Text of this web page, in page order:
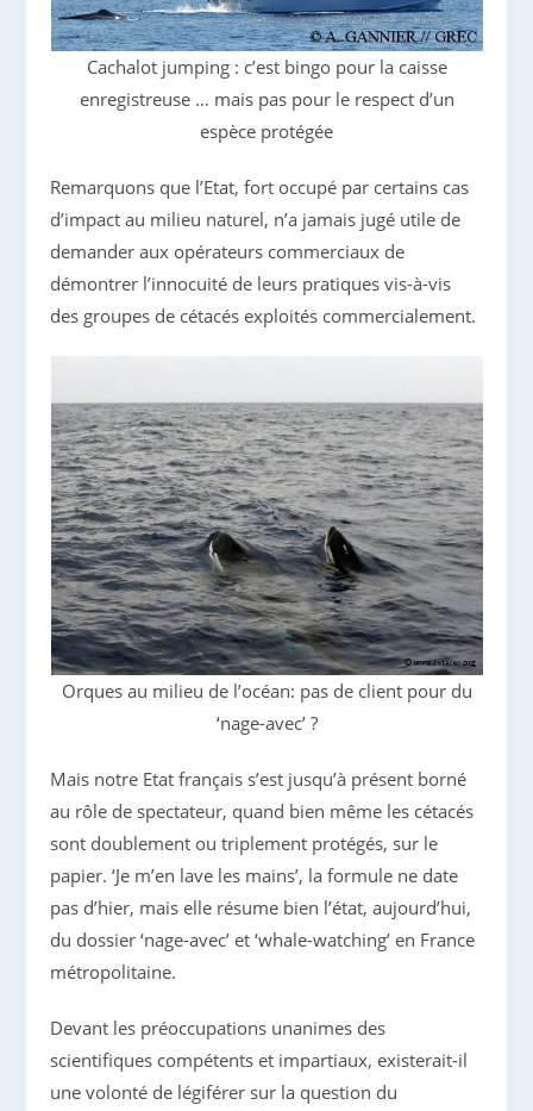
Cachalot jumping : c’est bingo pour la caisse
enregistreuse … mais pas pour le respect d’un
espèce protégée
Remarquons que l’Etat, fort occupé par certains cas
d’impact au milieu naturel, n’a jamais jugé utile de
demander aux opérateurs commerciaux de
démontrer l’innocuité de leurs pratiques vis-à-vis
des groupes de cétacés exploités commercialement.
Orques au milieu de l’océan: pas de client pour du
‘nage-avec’ ?
Mais notre Etat français s’est jusqu’à présent borné
au rôle de spectateur, quand bien même les cétacés
sont doublement ou triplement protégés, sur le
papier. ‘Je m’en lave les mains’, la formule ne date
pas d’hier, mais elle résume bien l’état, aujourd’hui,
du dossier ‘nage-avec’ et ‘whale-watching’ en France
métropolitaine.
Devant les préoccupations unanimes des
scientifiques compétents et impartiaux, existerait-il
une volonté de légiférer sur la question du